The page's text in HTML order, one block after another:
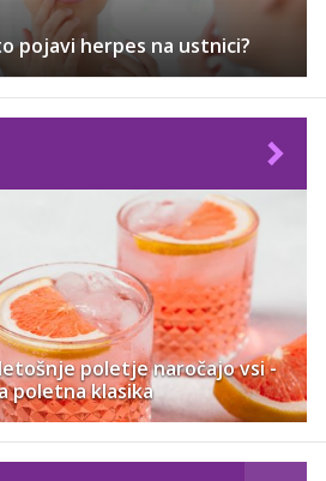
pojavi herpes na ustnici?
poletje naročajo vsi -
poletna klasika